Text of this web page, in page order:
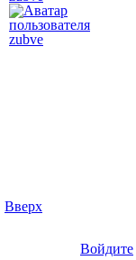
Вверх
Войдите